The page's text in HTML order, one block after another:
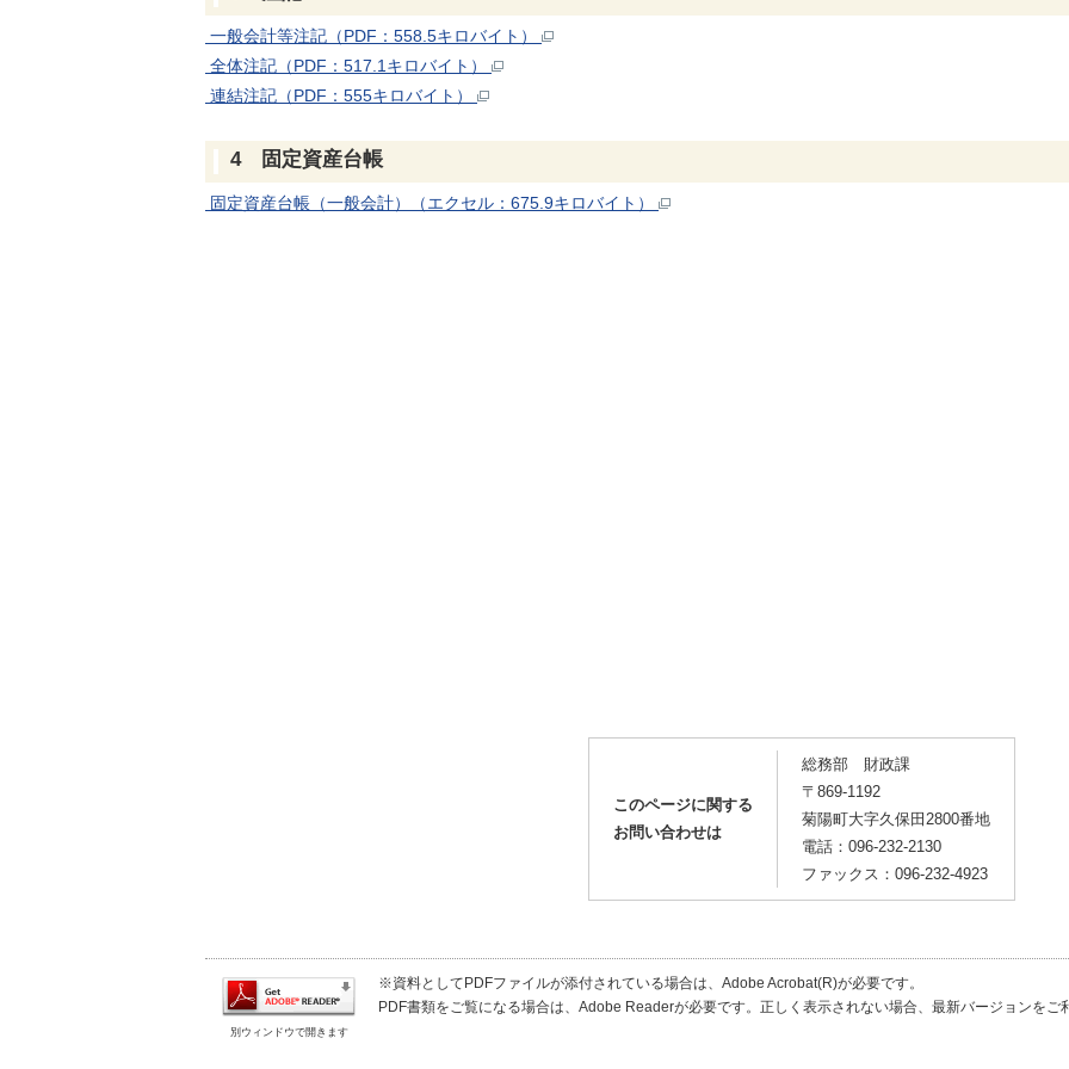
一般会計等注記（PDF：558.5キロバイト）
全体注記（PDF：517.1キロバイト）
連結注記（PDF：555キロバイト）
4 固定資産台帳
固定資産台帳（一般会計）（エクセル：675.9キロバイト）
このページに関する
お問い合わせは
総務部 財政課
〒869-1192
菊陽町大字久保田2800番地
電話：096-232-2130
ファックス：096-232-4923
別ウィンドウで開きます
※資料としてPDFファイルが添付されている場合は、Adobe Acrobat(R)が必要です。
PDF書類をご覧になる場合は、Adobe Readerが必要です。正しく表示されない場合、最新バージョンをご